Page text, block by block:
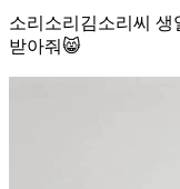
소리소리김소리씨 생
받아줘😸